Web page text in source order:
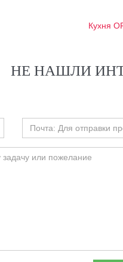
Кухня
НЕ НАШЛИ